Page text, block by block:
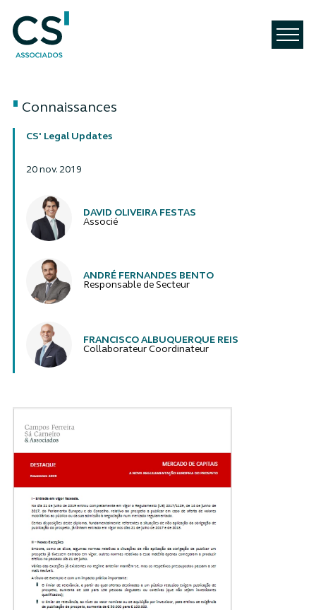
Connaissances
CS' Legal Updates
20 nov. 2019
Auteurs
DAVID OLIVEIRA FESTAS
Associé
ANDRÉ FERNANDES BENTO
Responsable de Secteur
FRANCISCO ALBUQUERQUE REIS
Collaborateur Coordinateur